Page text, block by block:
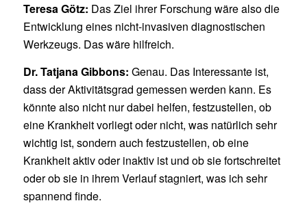
Teresa Götz: Das Ziel ihrer Forschung wäre also die
Entwicklung eines nicht-invasiven diagnostischen
Werkzeugs. Das wäre hilfreich.
Dr. Tatjana Gibbons: Genau. Das Interessante ist,
dass der Aktivitätsgrad gemessen werden kann. Es
könnte also nicht nur dabei helfen, festzustellen, ob
eine Krankheit vorliegt oder nicht, was natürlich sehr
wichtig ist, sondern auch festzustellen, ob eine
Krankheit aktiv oder inaktiv ist und ob sie fortschreitet
oder ob sie in ihrem Verlauf stagniert, was ich sehr
spannend finde.